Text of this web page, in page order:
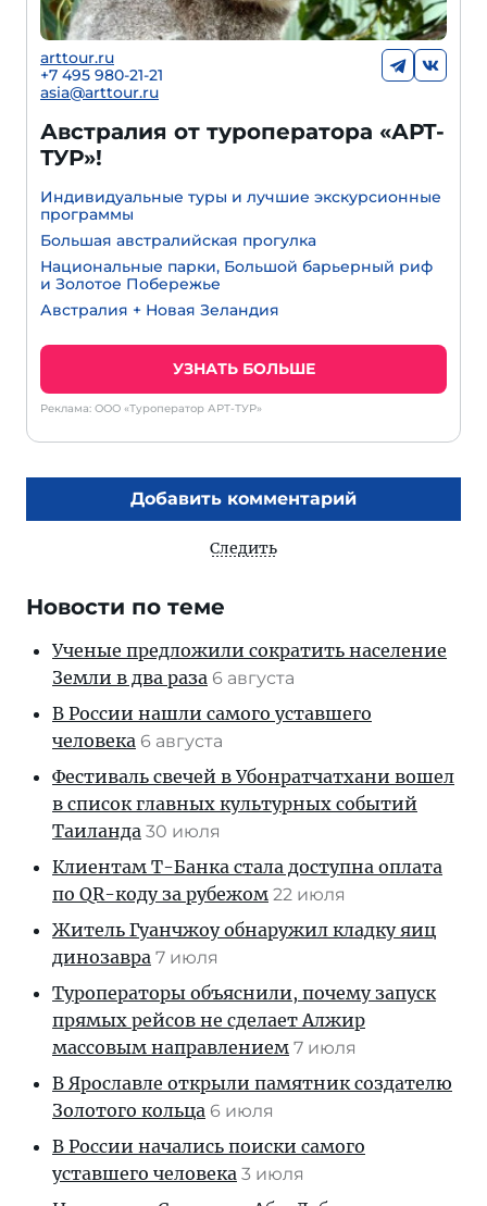
arttour.ru
+7 495 980-21-21
asia@arttour.ru
Австралия от туроператора «АРТ-
ТУР»!
Индивидуальные туры и лучшие экскурсионные
программы
Большая австралийская прогулка
Национальные парки, Большой барьерный риф
и Золотое Побережье
Австралия + Новая Зеландия
УЗНАТЬ БОЛЬШЕ
Реклама: ООО «Туроператор АРТ-ТУР»
Добавить комментарий
Следить
Новости по теме
Ученые предложили сократить население
Земли в два раза 6 августа
В России нашли самого уставшего
человека 6 августа
Фестиваль свечей в Убонратчатхани вошел
в список главных культурных событий
Таиланда 30 июля
Клиентам T-Банка стала доступна оплата
по QR-коду за рубежом 22 июля
Житель Гуанчжоу обнаружил кладку яиц
динозавра 7 июля
Туроператоры объяснили, почему запуск
прямых рейсов не сделает Алжир
массовым направлением 7 июля
В Ярославле открыли памятник создателю
Золотого кольца 6 июля
В России начались поиски самого
уставшего человека 3 июля